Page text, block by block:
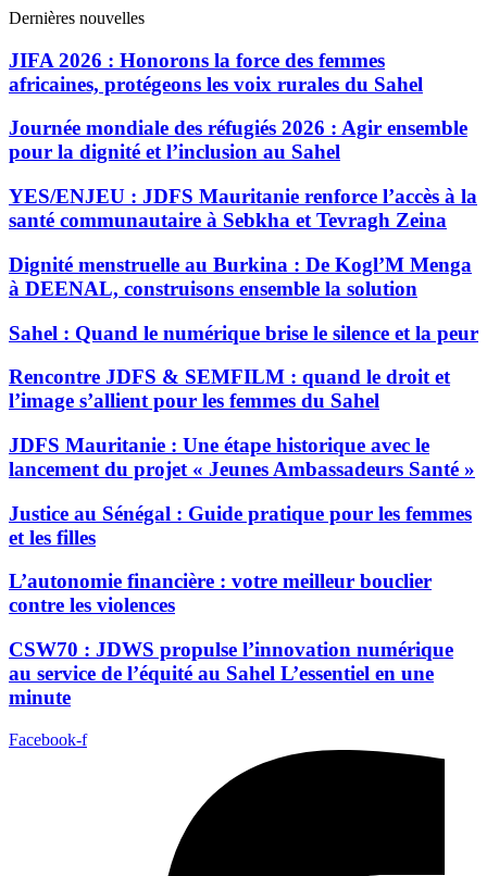
Dernières nouvelles
JIFA 2026 : Honorons la force des femmes
africaines, protégeons les voix rurales du Sahel
Journée mondiale des réfugiés 2026 : Agir ensemble
pour la dignité et l’inclusion au Sahel
YES/ENJEU : JDFS Mauritanie renforce l’accès à la
santé communautaire à Sebkha et Tevragh Zeina
Dignité menstruelle au Burkina : De Kogl’M Menga
à DEENAL, construisons ensemble la solution
Sahel : Quand le numérique brise le silence et la peur
Rencontre JDFS & SEMFILM : quand le droit et
l’image s’allient pour les femmes du Sahel
JDFS Mauritanie : Une étape historique avec le
lancement du projet « Jeunes Ambassadeurs Santé »
Justice au Sénégal : Guide pratique pour les femmes
et les filles
L’autonomie financière : votre meilleur bouclier
contre les violences
CSW70 : JDWS propulse l’innovation numérique
au service de l’équité au Sahel L’essentiel en une
minute
Facebook-f